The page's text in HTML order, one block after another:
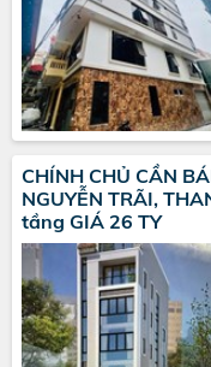
CHÍNH CHỦ CẦN
NGUYỄN TRÃI,
tầng GIÁ 26 TY